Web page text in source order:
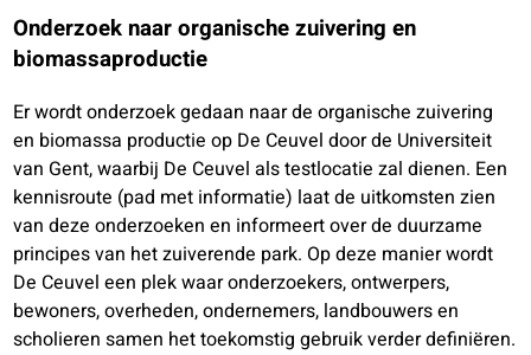
Onderzoek naar organische zuivering en
biomassaproductie
Er wordt onderzoek gedaan naar de organische zuivering
en biomassa productie op De Ceuvel door de Universiteit
van Gent, waarbij De Ceuvel als testlocatie zal dienen. Een
kennisroute (pad met informatie) laat de uitkomsten zien
van deze onderzoeken en informeert over de duurzame
principes van het zuiverende park. Op deze manier wordt
De Ceuvel een plek waar onderzoekers, ontwerpers,
bewoners, overheden, ondernemers, landbouwers en
scholieren samen het toekomstig gebruik verder definiëren.